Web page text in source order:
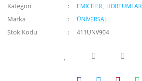
Kategori EMİCİLER , HORTUMLAR
Marka ÜNİVERSAL
Stok Kodu 411UNV904